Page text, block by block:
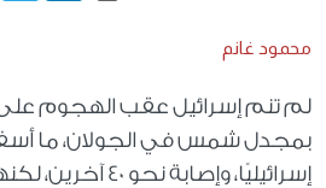
محمود غانم
لم تنم إسرائيل عقب الهجوم
إسرائيليًا، وإصابة